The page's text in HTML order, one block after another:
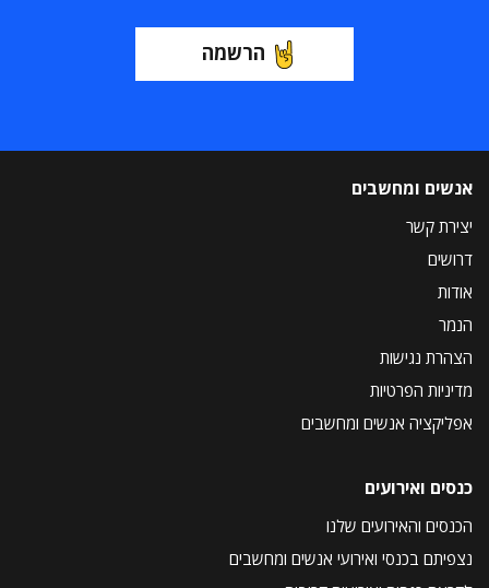
הרשמה
אנשים ומחשבים
יצירת קשר
דרושים
אודות
הנמר
הצהרת נגישות
מדיניות הפרטיות
אפליקציה אנשים ומחשבים
כנסים ואירועים
הכנסים והאירועים שלנו
נצפיתם בכנסי ואירועי אנשים ומחשבים